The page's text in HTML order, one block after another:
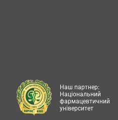
Наш партнер:
Національний
фармацевтичний
університет